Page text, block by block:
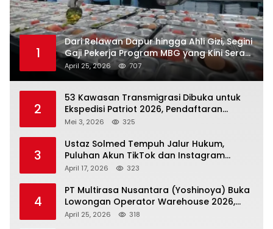
1
Dari Relawan Dapur hingga Ahli Gizi, Segini
Gaji Pekerja Program MBG yang Kini Serap
Hampir Sejuta Tenaga Kerja
April 25, 2026 707
2
53 Kawasan Transmigrasi Dibuka untuk
Ekspedisi Patriot 2026, Pendaftaran
Ditutup 21 Mei
Mei 3, 2026 325
3
Ustaz Solmed Tempuh Jalur Hukum,
Puluhan Akun TikTok dan Instagram
Dilaporkan atas Tuduhan Fitnah
April 17, 2026 323
4
PT Multirasa Nusantara (Yoshinoya) Buka
Lowongan Operator Warehouse 2026,
Penempatan CK Bekasi
April 25, 2026 318